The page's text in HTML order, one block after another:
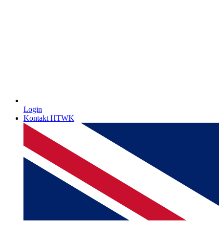
Login
Kontakt HTWK